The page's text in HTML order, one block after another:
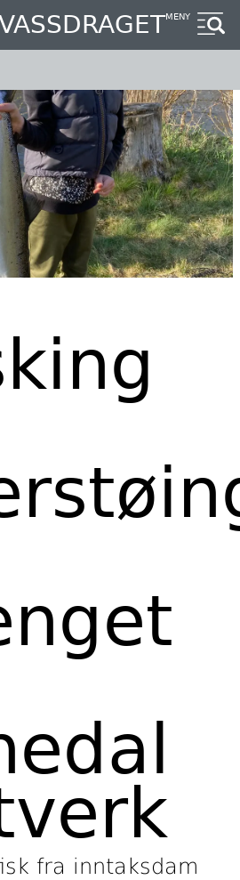
MENY
fra inntaksdam